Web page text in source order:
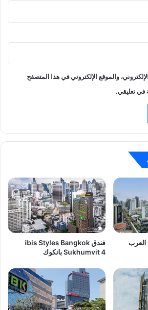
والموقع الإلكتروني في هذا المتصفح
في تعليقي.
العرب
فندق ibis Styles Bangkok
Sukhumvit 4 بانكوك